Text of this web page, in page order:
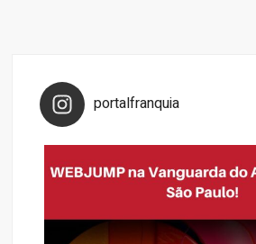
portalfranquia